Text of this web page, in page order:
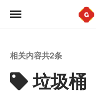
相关内容共2条
垃圾桶